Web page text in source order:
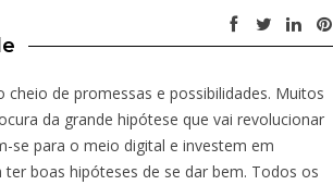
cheio de promessas e possibilidades. Muitos
da grande hipótese que vai revolucionar
se para o meio digital e investem em
boas hipóteses de se dar bem. Todos os